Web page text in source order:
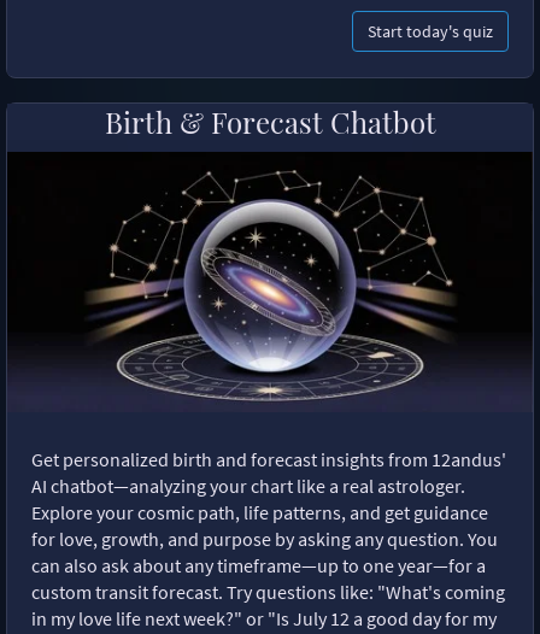
Start today's quiz
Birth & Forecast Chatbot
Get personalized birth and forecast insights from 12andus'
AI chatbot—analyzing your chart like a real astrologer.
Explore your cosmic path, life patterns, and get guidance
for love, growth, and purpose by asking any question. You
can also ask about any timeframe—up to one year—for a
custom transit forecast. Try questions like: "What's coming
in my love life next week?" or "Is July 12 a good day for my